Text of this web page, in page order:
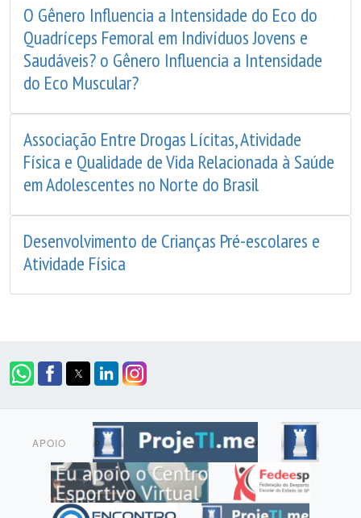
O Gênero Influencia a Intensidade do Eco do
Quadríceps Femoral em Indivíduos Jovens e
Saudáveis? o Gênero Influencia a Intensidade
do Eco Muscular?
Associação Entre Drogas Lícitas, Atividade
Física e Qualidade de Vida Relacionada à Saúde
em Adolescentes no Norte do Brasil
Desenvolvimento de Crianças Pré-escolares e
Atividade Física
APOIO